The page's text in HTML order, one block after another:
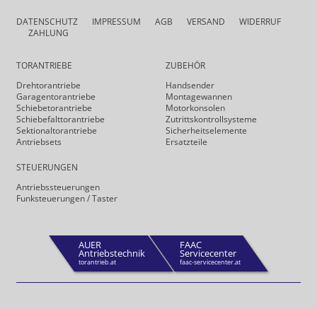
DATENSCHUTZ IMPRESSUM AGB VERSAND
WIDERRUF
ZAHLUNG
TORANTRIEBE
Drehtor­antriebe
Garagentorantriebe
Schiebetorantriebe
Schiebefalt­torantriebe
Sektionaltorantriebe
Antriebsets
STEUERUNGEN
Antriebs­steuerungen
Funk­steuerungen / Taster
ZUBEHÖR
Handsender
Montagewannen
Motorkonsolen
Zutrittskontrollsysteme
Sicherheits­elemente
Ersatzteile
AUER
Antriebstechnik
torantrieb.at
FAAC
Servicecenter
faac-servicecenter.at